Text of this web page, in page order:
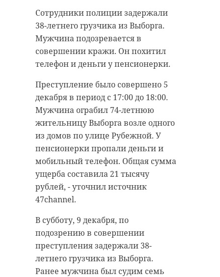
Сотрудники полиции задержали
38-летнего грузчика из Выборга.
Мужчина подозревается в
совершении кражи. Он похитил
телефон и деньги у пенсионерки.
Преступление было совершено 5
декабря в период с 17:00 до 18:00.
Мужчина ограбил 74-летнюю
жительницу Выборга возле одного
из домов по улице Рубежной. У
пенсионерки пропали деньги и
мобильный телефон. Общая сумма
ущерба составила 21 тысячу
рублей, - уточнил источник
47channel.
В субботу, 9 декабря, по
подозрению в совершении
преступления задержали 38-
летнего грузчика из Выборга.
Ранее мужчина был судим семь
Фото с места происшествия
47channel предоставили в
Леноблпожспас.
В понедельник, 11 декабря, ближе
к половине седьмого утра в
службы сообщили о пожаре в
деревне Вартемяги (Всеволожский
район Ленинградской области).
Огонь охватил деревянную
пристройку и бытовку. Общая
площадь горения - 200 квадратных
метров.
Пожару был присвоен ранг 1-БИС.
специалистов Леноблпожспаса и
ДПК "Агалатово". Также были
запрошены дополнительные
силы.
В воскресенье, 10 декабря, в
полицию обратился 33-летний
разнорабочий из Тверской
области, работающий в
Кингисеппе (Ленинградская
избил и ударил ножом своего
знакомого.
Преступлению предшествовала
пьяная ссора. В ходе конфликта 33-
летний разнорабочий ударил
ножом в живот своего 62-летнего
знакомого.
Пострадавшего
госпитализировали в тяжелом
состоянии, - рассказал источник
47channel. У него диагностировали
проникающее ранение передней
брюшной стенки и грудной
клетки.